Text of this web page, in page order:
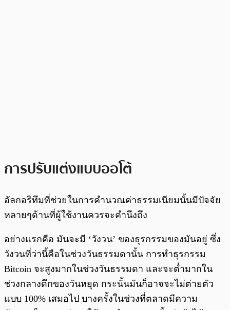
การปรับแต่งแบบออโต้
อัลกอริทึมที่ช่วยในการคำนวณค่าธรรมเนียมนั้นมีปัจจัย
หลายๆด้านที่ผู้ใช้งานควรจะคำนึงถึง
อย่างแรกคือ มันจะมี ‘วังวน’ ของธุรกรรมของมันอยู่ ซึ่ง
วังวนที่ว่านี้คือในช่วงวันธรรมดานั้น การทำธุรกรรม
Bitcoin จะสูงมากในช่วงวันธรรมดา และจะต่ำมากใน
ช่วงกลางดึกของวันหยุด กระนั้นมันก็อาจจะไม่ต่ายตัว
แบบ 100% เสมอไป บางครั้งในช่วงที่ตลาดมีความ